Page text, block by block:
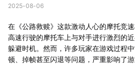
2025-08-06
在《公路救赎》这款激动人心的摩托竞
高速行驶的摩托车上与对手进行激烈的
躲避时机。然而，许多玩家在游戏过程
顿、掉帧甚至闪退等问题，严重影响了游